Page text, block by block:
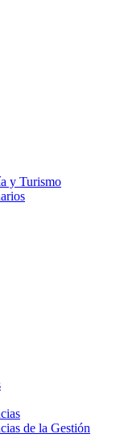
y Turismo
de la Gestión